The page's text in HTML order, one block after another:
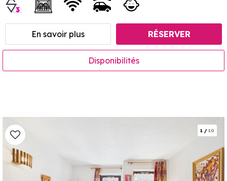
En savoir plus RÉSERVER
Disponibilités
1 / 10